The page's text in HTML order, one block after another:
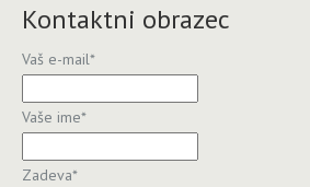
Kontaktni obrazec
Vaš e-mail*
Vaše ime*
Zadeva*